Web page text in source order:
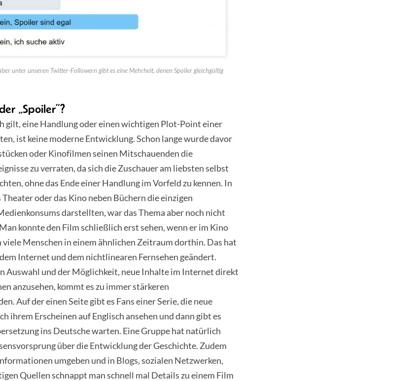
unter unseren Twitter-Followern gibt es eine Mehrheit, denen Spoiler gleichgültig
„Spoiler“?
gilt, eine Handlung oder einen wichtigen Plot-Point einer
ist keine moderne Entwicklung. Schon lange wurde davor
oder Kinofilmen seinen Mitschauenden die
zu verraten, da sich die Zuschauer am liebsten selbst
ohne das Ende einer Handlung im Vorfeld zu kennen. In
oder das Kino neben Büchern die einzigen
darstellten, war das Thema aber noch nicht
konnte den Film schließlich erst sehen, wenn er im Kino
viele Menschen in einem ähnlichen Zeitraum dorthin. Das hat
Internet und dem nichtlinearen Fernsehen geändert.
Auswahl und der Möglichkeit, neue Inhalte im Internet direkt
anzusehen, kommt es zu immer stärkeren
Auf der einen Seite gibt es Fans einer Serie, die neue
ihrem Erscheinen auf Englisch ansehen und dann gibt es
ins Deutsche warten. Eine Gruppe hat natürlich
über die Entwicklung der Geschichte. Zudem
umgeben und in Blogs, sozialen Netzwerken,
Quellen schnappt man schnell mal Details zu einem Film